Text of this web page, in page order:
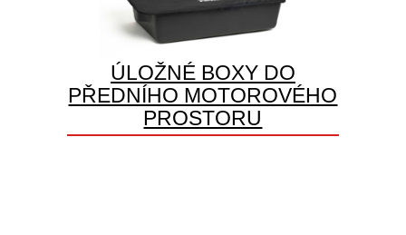
ÚLOŽNÉ BOXY DO
PŘEDNÍHO MOTOROVÉHO
PROSTORU